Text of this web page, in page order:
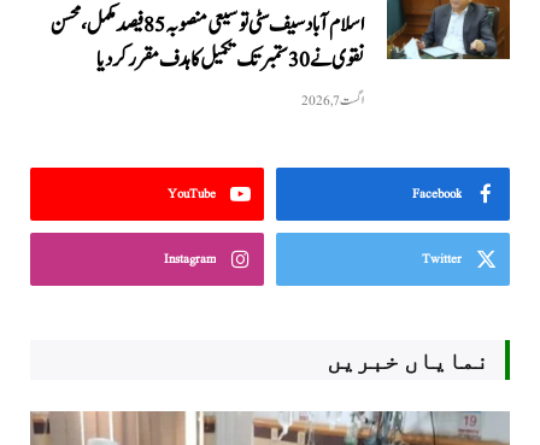
اسلام آباد سیف سٹی توسیعی منصوبہ 85 فیصد مکمل، محسن
نقوی نے 30 ستمبر تک تکمیل کا ہدف مقرر کر دیا
اگست 7, 2026
Facebook
YouTube
Twitter
Instagram
نمایاں خبریں